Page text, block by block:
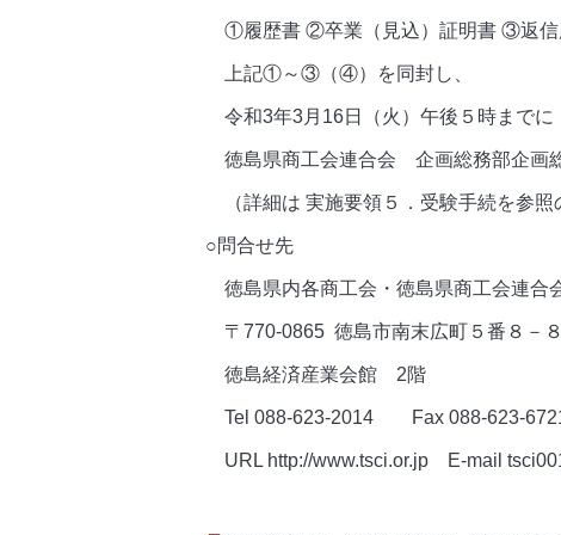
①履歴書 ②卒業（見込）証明書 ③返信
上記①～③（④）を同封し、
令和3年3月16日（火）午後５時まで
徳島県商工会連合会 企画総務部企画
（詳細は 実施要領５．受験手続を参照
○問合せ先
徳島県内各商工会・徳島県商工会連
〒770-0865 徳島市南末広町５番８－
徳島経済産業会館 2階
Tel 088-623-2014 Fax 088-623-
URL http://www.tsci.or.jp E-mail